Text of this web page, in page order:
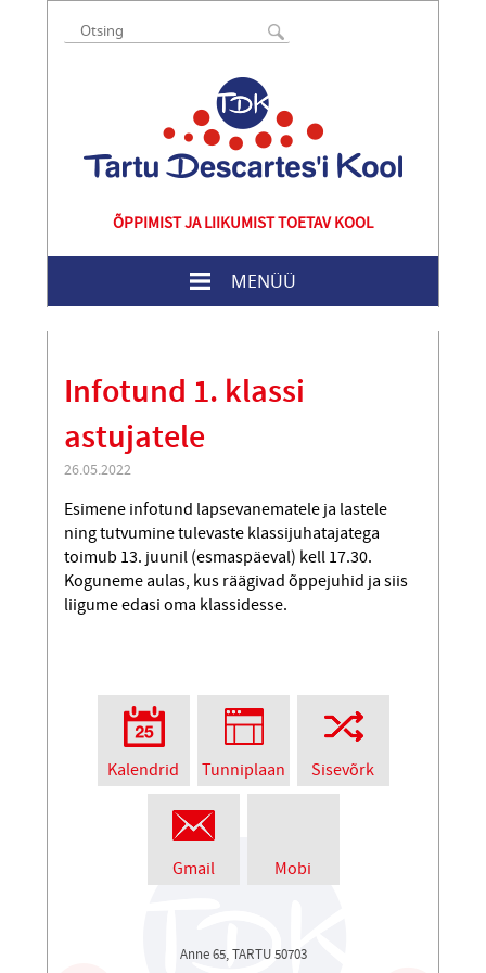
ÕPPIMIST JA LIIKUMIST TOETAV KOOL
MENÜÜ
Infotund 1. klassi
astujatele
26.05.2022
Esimene infotund lapsevanematele ja lastele
ning tutvumine tulevaste klassijuhatajatega
toimub 13. juunil (esmaspäeval) kell 17.30.
Koguneme aulas, kus räägivad õppejuhid ja siis
liigume edasi oma klassidesse.
Kalendrid Tunniplaan Sisevõrk
Gmail Mobi
Anne 65, TARTU 50703